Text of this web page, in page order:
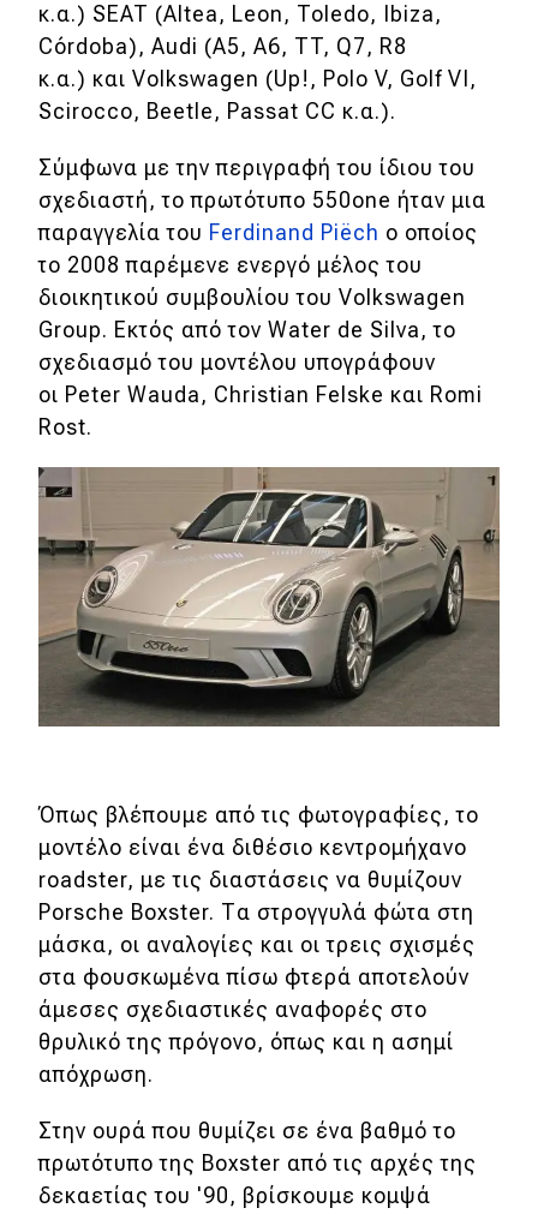
Test Drive
Δοκιμή
Αποστολή
Συγκρίνουμε
Αγώνες
Formula 1
WRC
Eco
Νέα
Τεχνολογία
Mobility
Σταθμοί φόρτισης
Classic
Νέα
Παρουσιάσεις
DRIVE Away
MOTO
Μεταχειρισμένο
Οδηγός αγοράς
κ.α.) SEAT (Altea, Leon, Toledo, Ibiza,
Córdoba), Audi (A5, A6, TT, Q7, R8
κ.α.) και Volkswagen (Up!, Polo V, Golf VI,
Scirocco, Beetle, Passat CC κ.α.).
Σύμφωνα με την περιγραφή του ίδιου του
σχεδιαστή, το πρωτότυπο 550one ήταν μια
παραγγελία του Ferdinand Piëch ο οποίος
το 2008 παρέμενε ενεργό μέλος του
διοικητικού συμβουλίου του Volkswagen
Group. Εκτός από τον Water de Silva, το
σχεδιασμό του μοντέλου υπογράφουν
οι Peter Wauda, Christian Felske και Romi
Rost.
Όπως βλέπουμε από τις φωτογραφίες, το
μοντέλο είναι ένα διθέσιο κεντρομήχανο
roadster, με τις διαστάσεις να θυμίζουν
Porsche Boxster. Τα στρογγυλά φώτα στη
μάσκα, οι αναλογίες και οι τρεις σχισμές
στα φουσκωμένα πίσω φτερά αποτελούν
άμεσες σχεδιαστικές αναφορές στο
θρυλικό της πρόγονο, όπως και η ασημί
απόχρωση.
Στην ουρά που θυμίζει σε ένα βαθμό το
πρωτότυπο της Boxster από τις αρχές της
δεκαετίας του '90, βρίσκουμε κομψά